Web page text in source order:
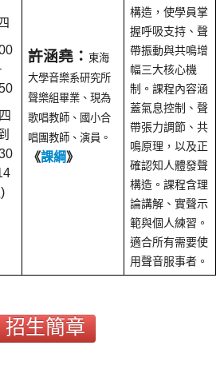
許涵堯：東海
大學音樂系研究所
聲樂組畢業、現為
歌唱教師、國小合
唱團教師、演員。
《課綱》
構造，使學員掌
握呼吸支持、聲
帶振動與共鳴增
幅三大核心機
制。課程內容涵
蓋氣息控制、聲
帶張力調節、共
鳴原理，以及正
確認知人體發聲
構造。課程含理
論講解、實聲示
範與個人練習。
適合所有需要使
用聲音服事者。
招生簡章